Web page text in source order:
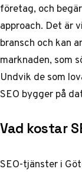
företag, och
approach. Det är
bransch och kan
marknaden, som
Undvik de som
SEO bygger på
Vad kostar
SEO-tjänster i